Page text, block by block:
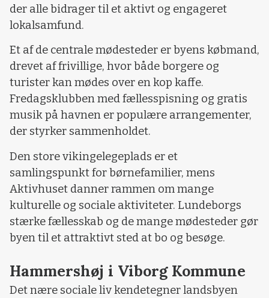
der alle bidrager til et aktivt og engageret
lokalsamfund.
Et af de centrale mødesteder er byens købmand,
drevet af frivillige, hvor både borgere og
turister kan mødes over en kop kaffe.
Fredagsklubben med fællesspisning og gratis
musik på havnen er populære arrangementer,
der styrker sammenholdet.
Den store vikingelegeplads er et
samlingspunkt for børnefamilier, mens
Aktivhuset danner rammen om mange
kulturelle og sociale aktiviteter. Lundeborgs
stærke fællesskab og de mange mødesteder gør
byen til et attraktivt sted at bo og besøge.
Hammershøj i Viborg Kommune
Det nære sociale liv kendetegner landsbyen